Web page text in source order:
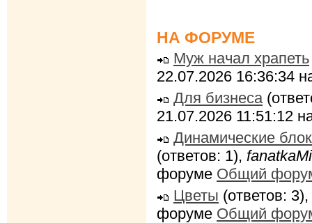
НА ФОРУМЕ
Муж начал храпеть
22.07.2026 16:36:34
Для бизнеса
21.07.2026 11:51:12
Динамические
(ответов: 1),
форуме Общий
Цветы (ответов: 3),
форуме Общий